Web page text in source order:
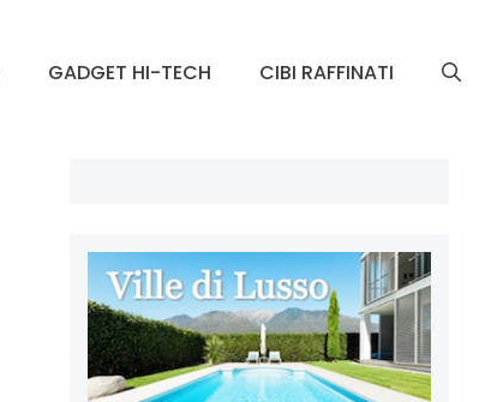
GADGET HI-TECH CIBI RAFFINATI